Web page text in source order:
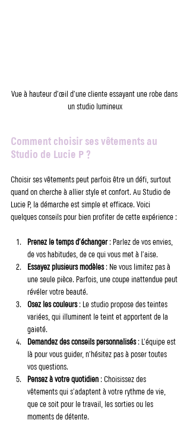
Vue à hauteur d’œil d’une cliente essayant une robe dans
un studio lumineux
Comment choisir ses vêtements au
Studio de Lucie P ?
Choisir ses vêtements peut parfois être un défi, surtout
quand on cherche à allier style et confort. Au Studio de
Lucie P, la démarche est simple et efficace. Voici
quelques conseils pour bien profiter de cette expérience :
Prenez le temps d’échanger : Parlez de vos envies,
de vos habitudes, de ce qui vous met à l’aise.
Essayez plusieurs modèles : Ne vous limitez pas à
une seule pièce. Parfois, une coupe inattendue peut
révéler votre beauté.
Osez les couleurs : Le studio propose des teintes
variées, qui illuminent le teint et apportent de la
gaieté.
Demandez des conseils personnalisés : L’équipe est
là pour vous guider, n’hésitez pas à poser toutes
vos questions.
Pensez à votre quotidien : Choisissez des
vêtements qui s’adaptent à votre rythme de vie,
que ce soit pour le travail, les sorties ou les
moments de détente.